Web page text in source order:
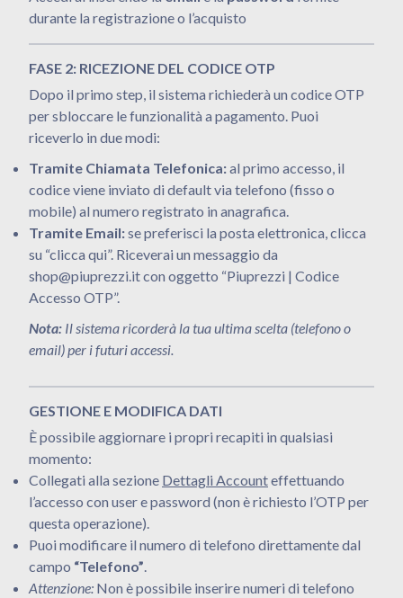
durante la registrazione o l’acquisto
FASE 2: RICEZIONE DEL CODICE OTP
Dopo il primo step, il sistema richiederà un codice OTP
per sbloccare le funzionalità a pagamento. Puoi
riceverlo in due modi:
Tramite Chiamata Telefonica:al primo accesso, il
codice viene inviato di default via telefono (fisso o
mobile) al numero registrato in anagrafica.
Tramite Email:se preferisci la posta elettronica, clicca
su “clicca qui”. Riceverai un messaggio da
shop@piuprezzi.it con oggetto “Piuprezzi | Codice
Accesso OTP”.
Nota: Il sistema ricorderà la tua ultima scelta (telefono o
email) per i futuri accessi.
GESTIONE E MODIFICA DATI
È possibile aggiornare i propri recapiti in qualsiasi
momento:
Collegati alla sezione Dettagli Accounteffettuando
l’accesso con user e password (non è richiesto l’OTP per
questa operazione).
Puoi modificare il numero di telefono direttamente dal
campo “Telefono”.
Attenzione: Non è possibile inserire numeri di telefono